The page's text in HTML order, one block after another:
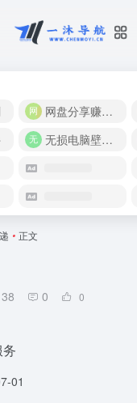
网盘分享赚奖金！
无损电脑壁纸合集
• 正文
38 0 0
01